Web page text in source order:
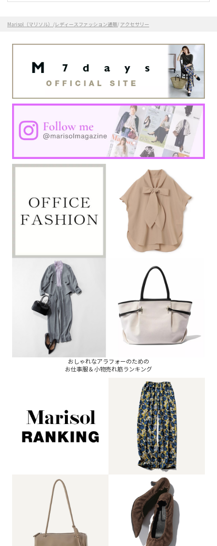
Marisol（マリソル） /レディースファッション通販/ アクセサリー
おしゃれなアラフォーのための
お仕事服＆小物売れ筋ランキング